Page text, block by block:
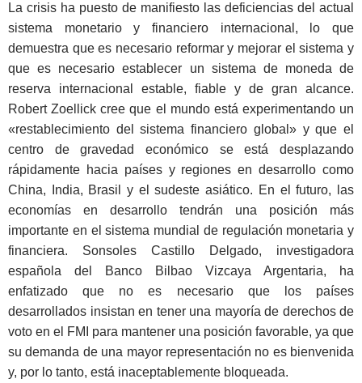
La crisis ha puesto de manifiesto las deficiencias del actual
sistema monetario y financiero internacional, lo que
demuestra que es necesario reformar y mejorar el sistema y
que es necesario establecer un sistema de moneda de
reserva internacional estable, fiable y de gran alcance.
Robert Zoellick cree que el mundo está experimentando un
«restablecimiento del sistema financiero global» y que el
centro de gravedad económico se está desplazando
rápidamente hacia países y regiones en desarrollo como
China, India, Brasil y el sudeste asiático. En el futuro, las
economías en desarrollo tendrán una posición más
importante en el sistema mundial de regulación monetaria y
financiera. Sonsoles Castillo Delgado, investigadora
española del Banco Bilbao Vizcaya Argentaria, ha
enfatizado que no es necesario que los países
desarrollados insistan en tener una mayoría de derechos de
voto en el FMI para mantener una posición favorable, ya que
su demanda de una mayor representación no es bienvenida
y, por lo tanto, está inaceptablemente bloqueada.